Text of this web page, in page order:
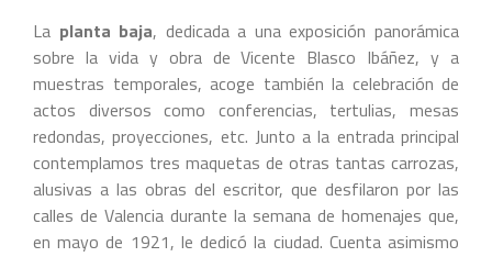
La planta baja, dedicada a una exposición panorámica
sobre la vida y obra de Vicente Blasco Ibáñez, y a
muestras temporales, acoge también la celebración de
actos diversos como conferencias, tertulias, mesas
redondas, proyecciones, etc. Junto a la entrada principal
contemplamos tres maquetas de otras tantas carrozas,
alusivas a las obras del escritor, que desfilaron por las
calles de Valencia durante la semana de homenajes que,
en mayo de 1921, le dedicó la ciudad. Cuenta asimismo